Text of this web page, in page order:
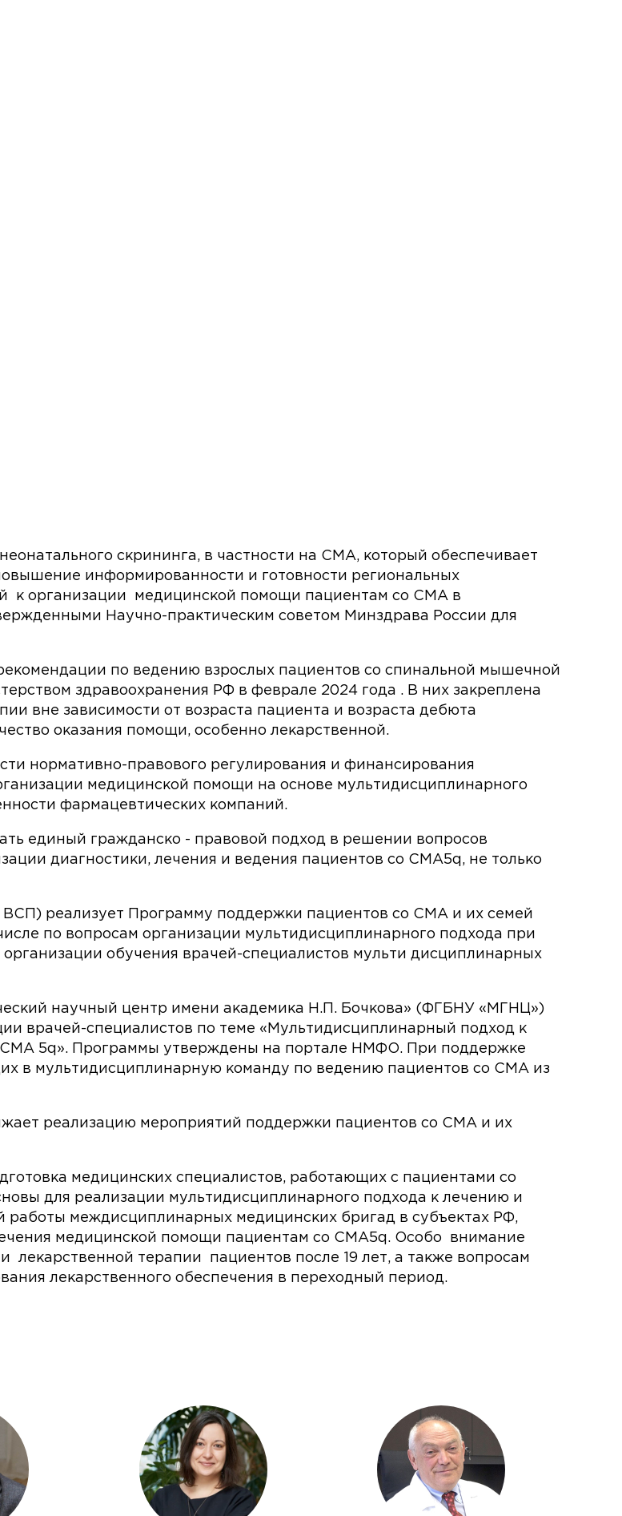
скрининга, в частности на СМА, который обеспечивает
информированности и готовности региональных
к организации медицинской помощи пациентам со СМА в
Научно-практическим советом Минздрава России для
по ведению взрослых пациентов со спинальной мышечной
здравоохранения РФ в феврале 2024 года . В них закреплена
вне зависимости от возраста пациента и возраста дебюта
оказания помощи, особенно лекарственной.
нормативно-правового регулирования и финансирования
медицинской помощи на основе мультидисциплинарного
фармацевтических компаний.
единый гражданско - правовой подход в решении вопросов
диагностики, лечения и ведения пациентов со СМА5q, не только
реализует Программу поддержки пациентов со СМА и их семей
по вопросам организации мультидисциплинарного подхода при
обучения врачей-специалистов мульти дисциплинарных
научный центр имени академика Н.П. Бочкова» (ФГБНУ «МГНЦ»)
врачей-специалистов по теме «Мультидисциплинарный подход к
5q». Программы утверждены на портале НМФО. При поддержке
в мультидисциплинарную команду по ведению пациентов со СМА из
реализацию мероприятий поддержки пациентов со СМА и их
медицинских специалистов, работающих с пациентами со
для реализации мультидисциплинарного подхода к лечению и
междисциплинарных медицинских бригад в субъектах РФ,
медицинской помощи пациентам со СМА5q. Особо внимание
лекарственной терапии пациентов после 19 лет, а также вопросам
лекарственного обеспечения в переходный период.